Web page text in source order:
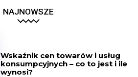
NAJNOWSZE
Wskaźnik cen towarów i usług
konsumpcyjnych – co to jest i ile
wynosi?